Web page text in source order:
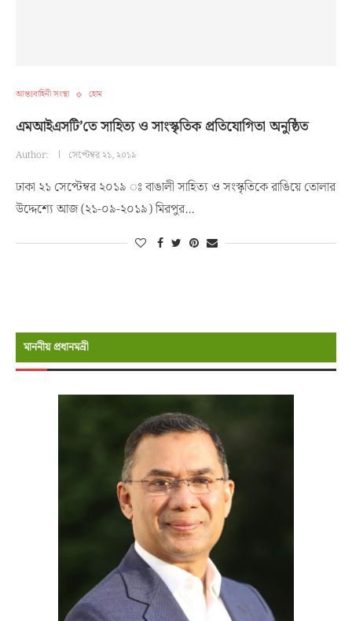
আন্তঃবাহিনী সংস্থা হোম
এমআইএসটি’তে সাহিত্য ও সাংস্কৃতিক প্রতিযোগিতা অনুষ্ঠিত
Author: সেপ্টেম্বর ২১, ২০১৯
ঢাকা ২১ সেপ্টেম্বর ২০১৯ ঃ বাঙালী সাহিত্য ও সংস্কৃতিকে রাঙিয়ে তোলার
উদ্দেশ্যে আজ (২১-০৯-২০১৯) মিরপুর…
মাননীয় প্রধানমন্রী